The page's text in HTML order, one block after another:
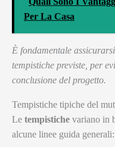
Per La Casa
È fondamentale
tempistiche previste, per
conclusione del progetto.
Tempistiche tipiche del
Le tempistiche variano in
alcune linee guida generali: